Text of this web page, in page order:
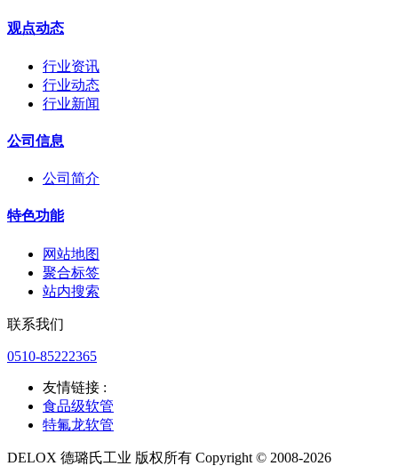
观点动态
行业资讯
行业动态
行业新闻
公司信息
公司简介
特色功能
网站地图
聚合标签
站内搜索
联系我们
0510-85222365
友情链接 :
食品级软管
特氟龙软管
DELOX 德璐氏工业 版权所有 Copyright © 2008-2026